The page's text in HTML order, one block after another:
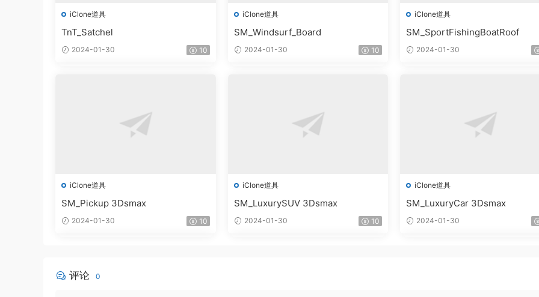
iClone道具
TnT_Satchel
2024-01-30 10
iClone道具
SM_Windsurf_Board
2024-01-30 10
iClone道具
SM_SportFishingBoatRoof
2024-01-30
iClone道具
SM_Pickup 3Dsmax
2024-01-30 10
iClone道具
SM_LuxurySUV 3Dsmax
2024-01-30 10
iClone道具
SM_LuxuryCar 3Dsmax
2024-01-30
评论 0